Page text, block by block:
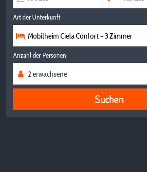
Art der Unterkunft
Mobilheim Ciela Confort - 3 Zimmer
Anzahl der Personen
Suchen